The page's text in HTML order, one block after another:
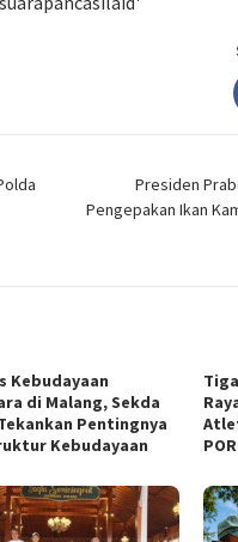
Presiden
Pengepakan Ikan
Kebudayaan
di Malang, Sekda
Pentingnya
Kebudayaan